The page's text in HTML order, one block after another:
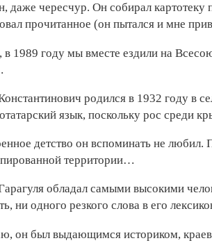
даже чересчур. Он собирал
прочитанное (он пытался и мне
1989 году мы вместе ездили на
родился в 1932 году в
язык, поскольку рос среди
детство он вспоминать не
территории…
обладал самыми высокими
ни одного резкого слова в его
он был выдающимся историком,